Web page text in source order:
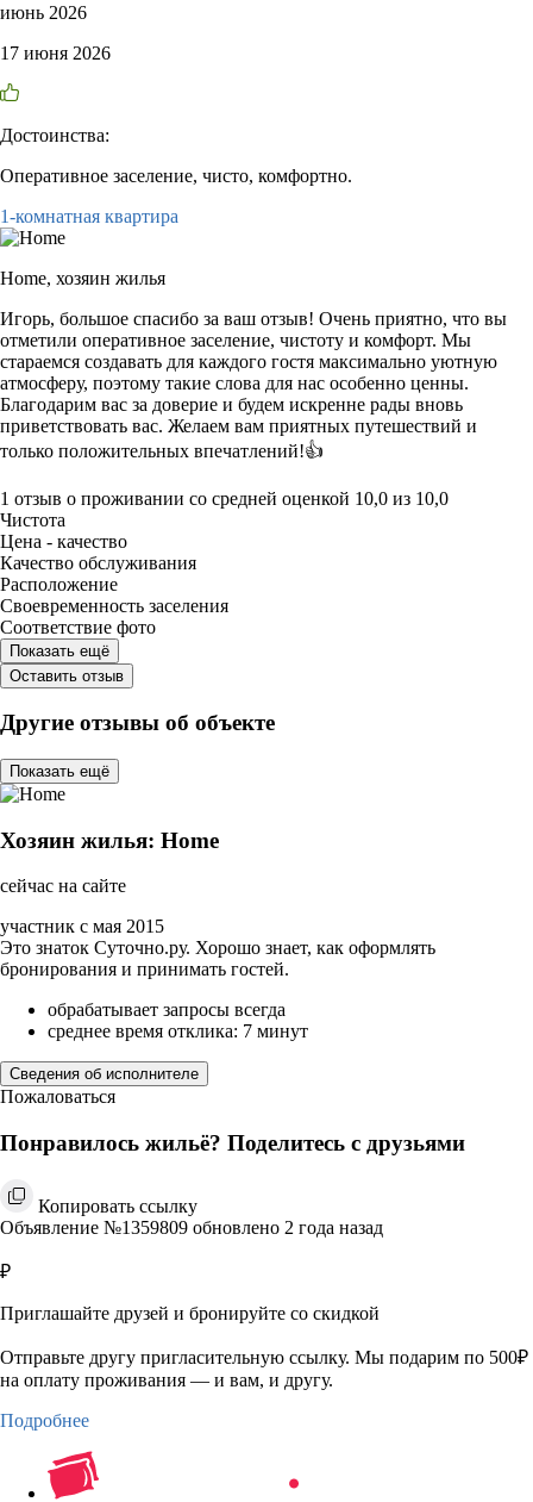
июнь 2026
17 июня 2026
Достоинства:
Оперативное заселение, чисто, комфортно.
1-комнатная квартира
Home, хозяин жилья
Игорь, большое спасибо за ваш отзыв! Очень приятно, что вы
отметили оперативное заселение, чистоту и комфорт. Мы
стараемся создавать для каждого гостя максимально уютную
атмосферу, поэтому такие слова для нас особенно ценны.
Благодарим вас за доверие и будем искренне рады вновь
приветствовать вас. Желаем вам приятных путешествий и
только положительных впечатлений!👍
1 отзыв о проживании со средней оценкой 10,0 из 10,0
Чистота
Цена - качество
Качество обслуживания
Расположение
Своевременность заселения
Соответствие фото
Показать ещё
Оставить отзыв
Другие отзывы об объекте
Показать ещё
Хозяин жилья: Home
сейчас на сайте
участник с мая 2015
Это знаток Суточно.ру. Хорошо знает, как оформлять
бронирования и принимать гостей.
обрабатывает запросы всегда
среднее время отклика: 7 минут
Сведения об исполнителе
Пожаловаться
Понравилось жильё? Поделитесь с друзьями
Копировать ссылку
Объявление №1359809 обновлено 2 года назад
₽
Приглашайте друзей и бронируйте со скидкой
Отправьте другу пригласительную ссылку. Мы подарим по 500₽
на оплату проживания — и вам, и другу.
Подробнее